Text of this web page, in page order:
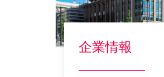
企業情報